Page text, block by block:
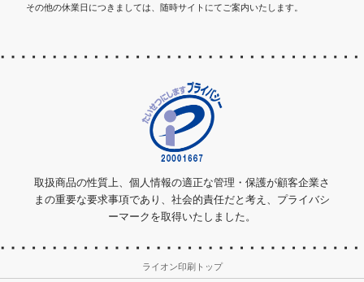
その他の休業日につきましては、随時サイトにてご案内いたします。
取扱商品の性質上、個人情報の適正な管理・保護が顧客企業さ
まの重要な要求事項であり、社会的責任だと考え、プライバシ
ーマークを取得いたしました。
ライオン印刷トップ